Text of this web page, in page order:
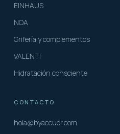
EINHAUS
NOA
Grifería y complementos
VALENTI
Hidratación consciente
CONTACTO
hola@byaccuor.com